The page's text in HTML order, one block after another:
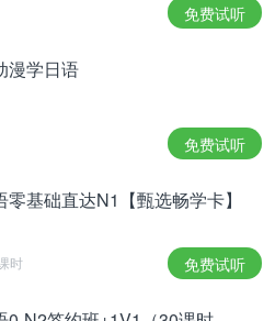
体质，所以维持身材的秘
铭似乎是吃多少练多少。
‘健康’，所以才会积极运动
优秀美丽的身材吧”。（同
濑。无论是工作还是生活
免费试听
漫学日语
免费试听
零基础直达N1【甄选畅学卡】
时 免费试听